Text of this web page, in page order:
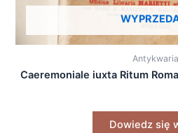
Caeremoniale iuxta Ritum
Dowiedz się